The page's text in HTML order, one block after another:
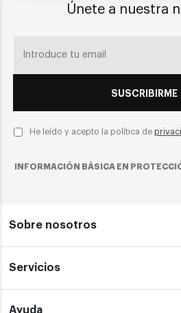
Únete a nuestra
SUSCRIBIRME
He leído y acepto la política de
INFORMACIÓN BÁSICA EN
Sobre nosotros
Servicios
Ayuda